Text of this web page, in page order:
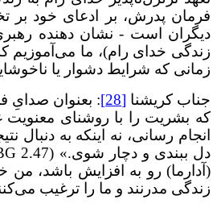
فرمان پدرش، بر ادعای خود بر
دیگران است - نشان دهنده
زندگی خدای رام)، ما می‌آموزیم
زمانی که شرایط دشوار یا
جناب کریشنا [28] : بعنوان صدایِ
که بشریت را با روشنای معنویت
انجام رسانی، نه اینکه به
دل ببندی و دچار شوی.» (BG 2.47)
زندگی مدرنند و ما را ترغیب